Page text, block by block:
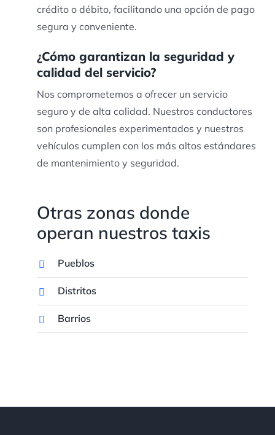
crédito o débito, facilitando una opción de pago
segura y conveniente.
¿Cómo garantizan la seguridad y
calidad del servicio?
Nos comprometemos a ofrecer un servicio
seguro y de alta calidad. Nuestros conductores
son profesionales experimentados y nuestros
vehículos cumplen con los más altos estándares
de mantenimiento y seguridad.
Otras zonas donde
operan nuestros taxis
Pueblos
Distritos
Barrios